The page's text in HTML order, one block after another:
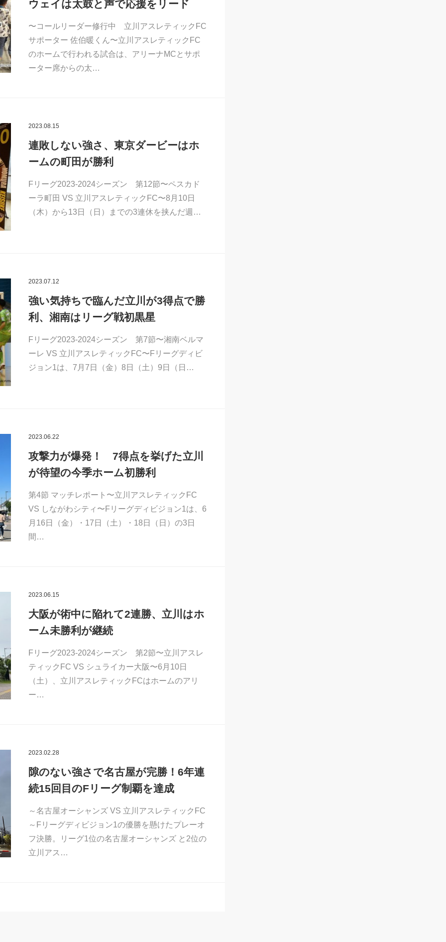
ウェイは太鼓と声で応援をリード
〜コールリーダー修行中 立川アスレティックFC
サポーター 佐伯暖くん〜立川アスレティックFC
のホームで行われる試合は、アリーナMCとサポ
ーター席からの太…
2023.08.15
連敗しない強さ、東京ダービーはホ
ームの町田が勝利
Fリーグ2023-2024シーズン 第12節〜ペスカド
ーラ町田 VS 立川アスレティックFC〜8月10日
（木）から13日（日）までの3連休を挟んだ週…
2023.07.12
強い気持ちで臨んだ立川が3得点で勝
利、湘南はリーグ戦初黒星
Fリーグ2023-2024シーズン 第7節〜湘南ベルマ
ーレ VS 立川アスレティックFC〜Fリーグディビ
ジョン1は、7月7日（金）8日（土）9日（日…
2023.06.22
攻撃力が爆発！ 7得点を挙げた立川
が待望の今季ホーム初勝利
第4節 マッチレポート〜立川アスレティックFC
VS しながわシティ〜Fリーグディビジョン1は、6
月16日（金）・17日（土）・18日（日）の3日
間…
2023.06.15
大阪が術中に陥れて2連勝、立川はホ
ーム未勝利が継続
Fリーグ2023-2024シーズン 第2節〜立川アスレ
ティックFC VS シュライカー大阪〜6月10日
（土）、立川アスレティックFCはホームのアリ
ー…
2023.02.28
隙のない強さで名古屋が完勝！6年連
続15回目のFリーグ制覇を達成
～名古屋オーシャンズ VS 立川アスレティックFC
～Fリーグディビジョン1の優勝を懸けたプレーオ
フ決勝。リーグ1位の名古屋オーシャンズ と2位の
立川アス…